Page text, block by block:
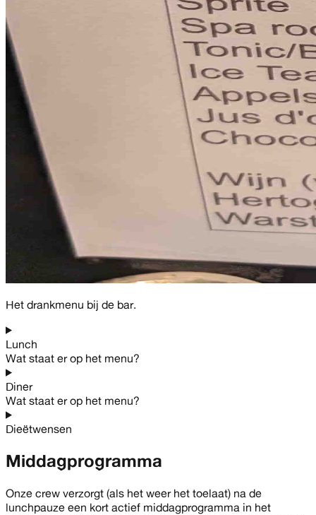
Het drankmenu bij de bar.
Lunch
Wat staat er op het menu?
Diner
Wat staat er op het menu?
Dieëtwensen
Middagprogramma
Onze crew verzorgt (als het weer het toelaat) na de
lunchpauze een kort actief middagprogramma in het